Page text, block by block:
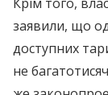
заявили, що
доступних
не